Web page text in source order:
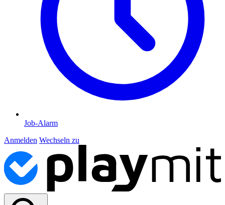
Job-Alarm
Anmelden Wechseln zu